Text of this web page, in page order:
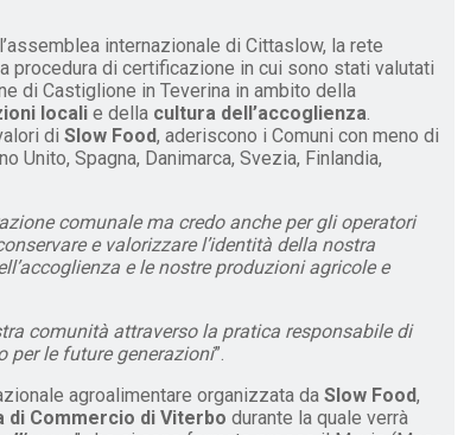
internazionale di Cittaslow, la rete
procedura di certificazione in cui sono stati valutati
di Castiglione in Teverina in ambito della
locali e della cultura dell’accoglienza.
di Slow Food, aderiscono i Comuni con meno di
Unito, Spagna, Danimarca, Svezia, Finlandia,
comunale ma credo anche per gli operatori
e valorizzare l’identità della nostra
e le nostre produzioni agricole e
comunità attraverso la pratica responsabile di
per le future generazioni”.
agroalimentare organizzata da Slow Food,
di Commercio di Viterbo durante la quale verrà